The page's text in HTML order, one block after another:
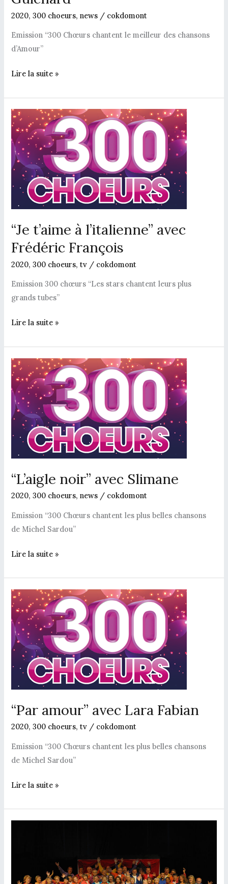
2020,300 choeurs,news / cokdomont
Emission “300 Chœurs chantent le meilleur des chansons
d’Amour”
Lire la suite »
“Je t’aime à l’italienne” avec
Frédéric François
2020,300 choeurs,tv / cokdomont
Emission 300 chœurs “Les stars chantent leurs plus
grands tubes”
“Je
t’aime
à
l’italienne”
avec
Frédéric
François
Lire la suite »
“L’aigle noir” avec Slimane
2020,300 choeurs,news / cokdomont
Emission “300 Chœurs chantent les plus belles chansons
de Michel Sardou”
“L’aigle
noir”
avec
Slimane
Lire la suite »
“Par amour” avec Lara Fabian
2020,300 choeurs,tv / cokdomont
Emission “300 Chœurs chantent les plus belles chansons
de Michel Sardou”
“Par
amour”
avec
Lara
Fabian
Lire la suite »